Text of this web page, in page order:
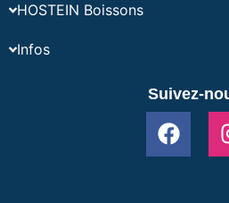
HOSTEIN Boissons
Infos
Suivez-